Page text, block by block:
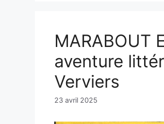
MARABOUT
aventure
Verviers
23 avril 2025